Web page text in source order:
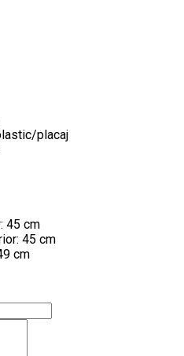
placaj
45 cm
45 cm
cm